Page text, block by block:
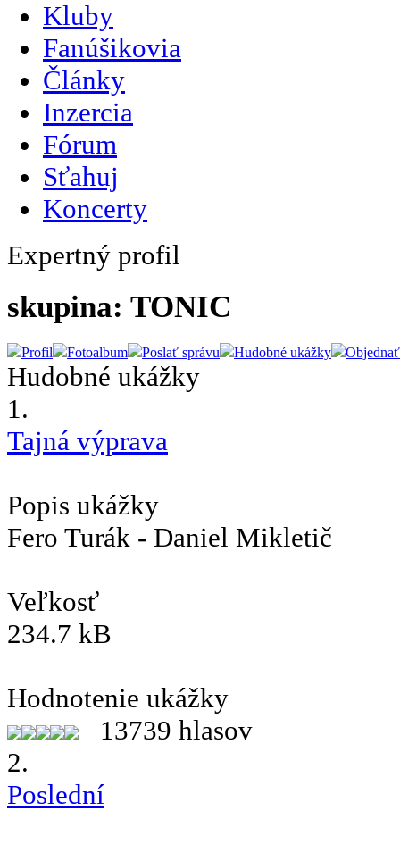
Kluby
Fanúšikovia
Články
Inzercia
Fórum
Sťahuj
Koncerty
Expertný profil
skupina: TONIC
Profil Fotoalbum Poslať správu Hudobné ukážky Objednať
Hudobné ukážky
1.
Tajná výprava
Popis ukážky
Fero Turák - Daniel Mikletič
Veľkosť
234.7 kB
Hodnotenie ukážky
13739 hlasov
2.
Poslední